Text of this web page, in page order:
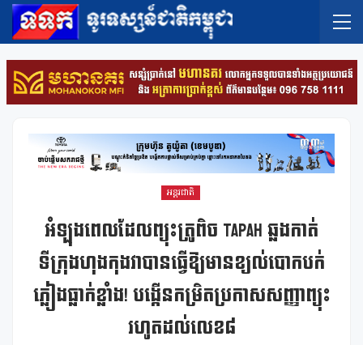
អន្តរជាតិ
អំឡុងពេលដែលព្យុះត្រូពិច Tapah ឆ្លងកាត់
ទីក្រុងហុងកុងវាបានធ្វើឱ្យមានខ្យល់បោកបក់
ភ្លៀងធ្លាក់ខ្លាំង! បង្កើនកម្រិតប្រកាសសញ្ញាព្យុះ
រហូតដល់លេខ៨